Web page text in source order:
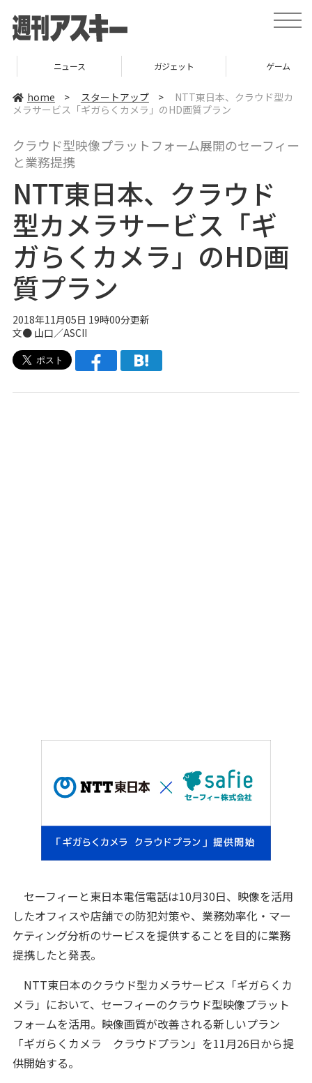
t
o
e
v
t
ニュース ガジェット ゲーム
home > スタートアップ >
NTT東日本、クラウド型カ
メラサービス「ギガらくカメラ」のHD画質プラン
クラウド型映像プラットフォーム展開のセーフィー
と業務提携
NTT東日本、クラウド
型カメラサービス「ギ
ガらくカメラ」のHD画
質プラン
2018年11月05日 19時00分更新
文● 山口／ASCII
セーフィーと東日本電信電話は10月30日、映像を活用
したオフィスや店舗での防犯対策や、業務効率化・マー
ケティング分析のサービスを提供することを目的に業務
提携したと発表。
NTT東日本のクラウド型カメラサービス「ギガらくカ
メラ」において、セーフィーのクラウド型映像プラット
フォームを活用。映像画質が改善される新しいプラン
「ギガらくカメラ クラウドプラン」を11月26日から提
供開始する。